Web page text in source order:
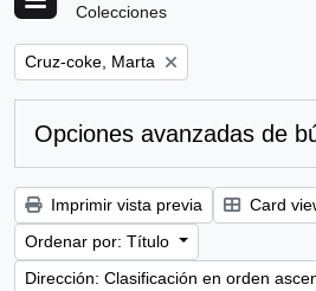
Colecciones
Remove filter:
Cruz-coke, Marta
Opciones avanzadas de
Imprimir vista previa Card
Ordenar por: Título
Dirección: Clasificación en orden